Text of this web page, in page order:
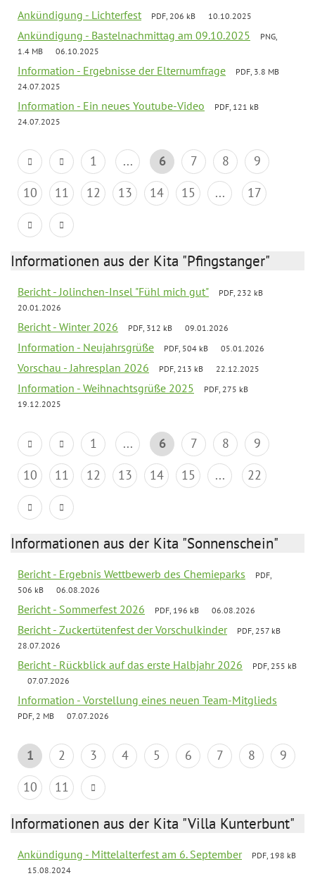
Ankündigung - Lichterfest PDF, 206 kB 10.10.2025
Ankündigung - Bastelnachmittag am 09.10.2025
PNG,
1.4 MB
06.10.2025
Information - Ergebnisse der Elternumfrage
PDF, 3.8 MB
24.07.2025
Information - Ein neues Youtube-Video
PDF, 121 kB
24.07.2025
1 ... 6 7 8
9
10
11 12 13 14 15 ... 17
Informationen aus der Kita "Pfingstanger"
Bericht - Jolinchen-Insel "Fühl mich gut"
PDF, 232 kB
20.01.2026
Bericht - Winter 2026 PDF, 312 kB 09.01.2026
Information - Neujahrsgrüße PDF, 504 kB 05.01.2026
Vorschau - Jahresplan 2026 PDF, 213 kB 22.12.2025
Information - Weihnachtsgrüße 2025
PDF, 275 kB
19.12.2025
1 ... 6 7 8
9
10
11 12 13 14 15 ... 22
Informationen aus der Kita "Sonnenschein"
Bericht - Ergebnis Wettbewerb des Chemieparks
PDF,
506 kB
06.08.2026
Bericht - Sommerfest 2026 PDF, 196 kB 06.08.2026
Bericht - Zuckertütenfest der Vorschulkinder
PDF, 257 kB
28.07.2026
Bericht - Rückblick auf das erste Halbjahr 2026
PDF, 255 kB
07.07.2026
Information - Vorstellung eines neuen Team-Mitglieds
PDF, 2 MB 07.07.2026
1 2 3 4 5 6 7 8
9
10
11
Informationen aus der Kita "Villa Kunterbunt"
Ankündigung - Mittelalterfest am 6. September
PDF, 198 kB
15.08.2024